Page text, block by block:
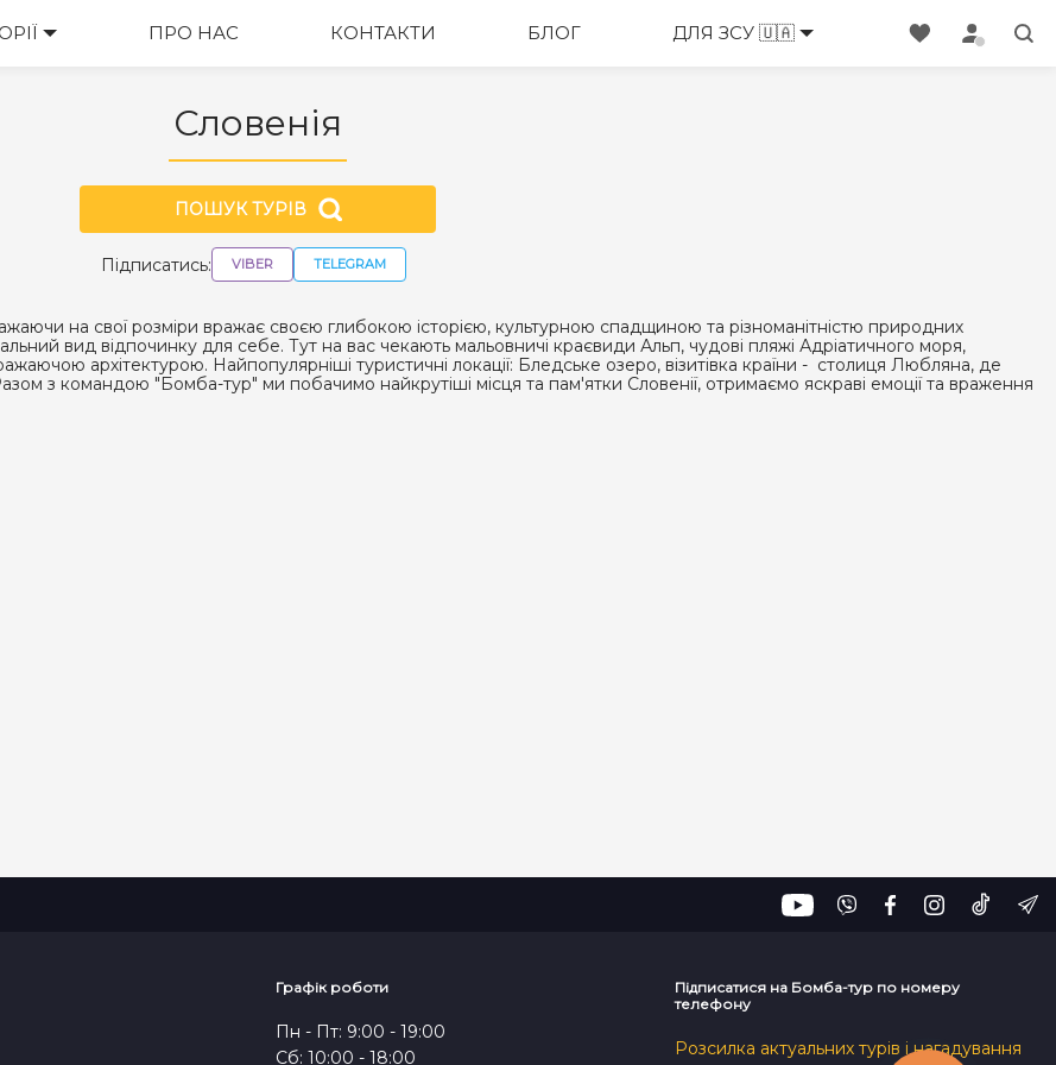
ПРО НАС КОНТАКТИ БЛОГ ДЛЯ ЗСУ 🇺🇦
Словенія
ПОШУК ТУРІВ
Підписатись: VIBER TELEGRAM
на свої розміри вражає своєю глибокою історією, культурною спадщиною та різноманітністю природних
вид відпочинку для себе. Тут на вас чекають мальовничі краєвиди Альп, чудові пляжі Адріатичного моря,
архітектурою. Найпопулярніші туристичні локації: Бледське озеро, візитівка країни - столиця Любляна, де
з командою "Бомба-тур" ми побачимо найкрутіші місця та пам'ятки Словенії, отримаємо яскраві емоції та враження
Графік роботи
Пн - Пт: 9:00 - 19:00
Сб: 10:00 - 18:00
Підписатися на Бомба-тур по номеру
телефону
Розсилка актуальних турів і нагадування